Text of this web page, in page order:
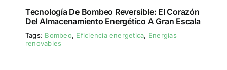
Tecnología De Bombeo Reversible: El Corazón
Del Almacenamiento Energético A Gran Escala
Tags: Bombeo, Eficiencia energetica, Energías
renovables